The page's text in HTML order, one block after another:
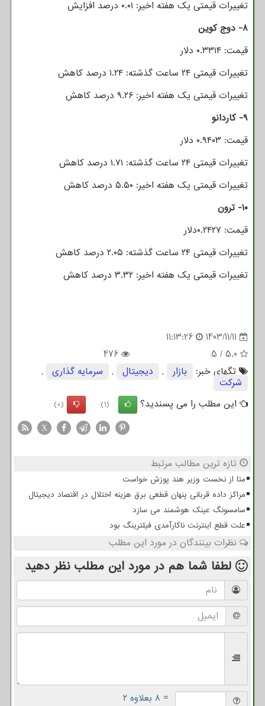
تغییرات قیمتی یک هفته اخیر: ۰.۰۱ درصد افزایش
۸- دوج کوین
قیمت: ۰.۳۳۱۴ دلار
تغییرات قیمتی ۲۴ ساعت گذشته: ۱.۲۴ درصد کاهش
تغییرات قیمتی یک هفته اخیر: ۹.۲۶ درصد کاهش
۹- کاردانو
قیمت: ۰.۹۴۰۳ دلار
تغییرات قیمتی ۲۴ ساعت گذشته: ۱.۷۱ درصد کاهش
تغییرات قیمتی یک هفته اخیر: ۵.۵۰ درصد کاهش
۱۰- ترون
قیمت: ۰.۲۴۲۷دلار
تغییرات قیمتی ۲۴ ساعت گذشته: ۲.۰۵ درصد کاهش
تغییرات قیمتی یک هفته اخیر: ۳.۳۲ درصد کاهش
1403/11/11
11:13:26
5.0
/
5
476
تگهای خبر:
بازار , دیجیتال , سرمایه گذاری ,
شركت
این مطلب را می پسندید؟
(1)
(0)
X
تازه ترین مطالب مرتبط
متا از نخست وزیر هند پوزش خواست
مراکز داده قربانی پنهان قطعی برق هزینه اختلال در اقتصاد دیجیتال
سامسونگ عینک هوشمند می سازد
علت قطع اینترنت ناکارآمدی فیلترینگ بود
نظرات بینندگان در مورد این مطلب
لطفا شما هم در مورد این مطلب نظر دهید
= ۸ بعلاوه ۲